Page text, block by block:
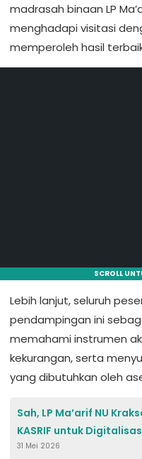
madrasah binaan LP
menghadapi visitasi
memperoleh hasil
SCROLL
Lebih lanjut, seluruh
pendampingan ini
memahami instrumen
kekurangan, serta
yang dibutuhkan oleh
Sah, LP Ma’arif NU
KASRIF untuk
31 Mei 2026